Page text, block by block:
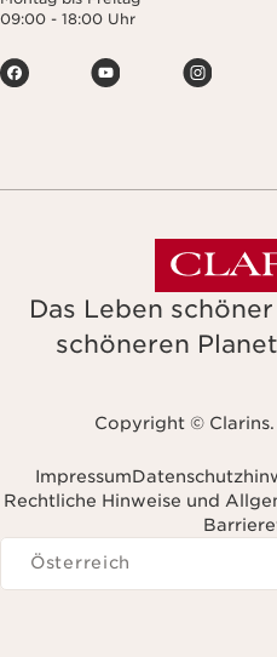
09:00 - 18:00 Uhr
Das Leben
schöneren
Copyright ©
Impressum
Rechtliche Hinweise und
Navigieren zu
Österreich